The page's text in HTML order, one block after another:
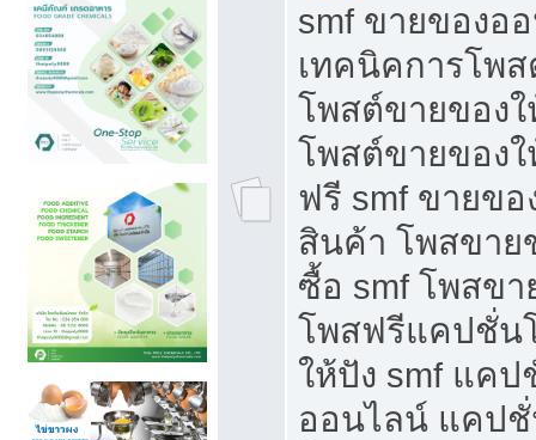
smf ขายของอ
เทคนิคการโพ
โพสต์ขายของ
โพสต์ขายของ
ฟรี smf ขายข
สินค้า โพสขาย
ซื้อ smf โพสข
โพสฟรีแคปชั่น
ให้ปัง smf แค
ออนไลน์ แคป